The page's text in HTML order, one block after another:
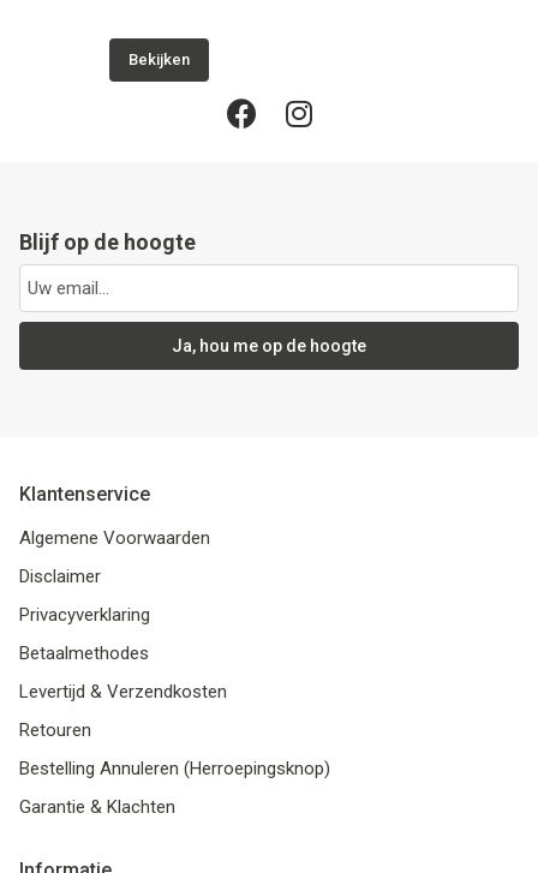
Bekijken
Blijf op de hoogte
Ja, hou me op de hoogte
Klantenservice
Algemene Voorwaarden
Disclaimer
Privacyverklaring
Betaalmethodes
Levertijd & Verzendkosten
Retouren
Bestelling Annuleren (Herroepingsknop)
Garantie & Klachten